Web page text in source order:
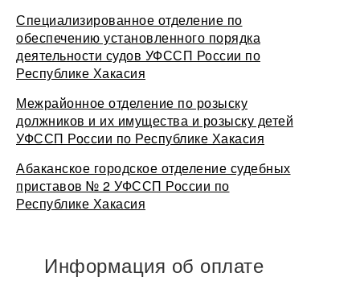
Специализированное отделение по
обеспечению установленного порядка
деятельности судов УФССП России по
Республике Хакасия
Межрайонное отделение по розыску
должников и их имущества и розыску детей
УФССП России по Республике Хакасия
Абаканское городское отделение судебных
приставов № 2 УФССП России по
Республике Хакасия
Информация об оплате